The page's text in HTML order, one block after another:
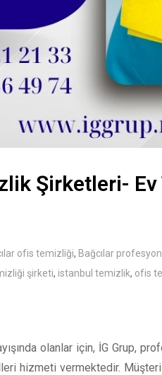
Şirketleri-
ofis temizliği, Bağcılar
şirketi, istanbul temizlik, ofis
olanlar için, İG Grup,
hizmeti vermektedir.